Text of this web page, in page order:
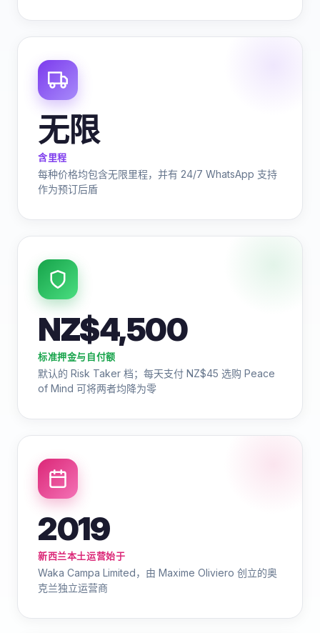
无限
含里程
每种价格均包含无限里程，并有 24/7 WhatsApp 支持
作为预订后盾
NZ$4,500
标准押金与自付额
默认的 Risk Taker 档；每天支付 NZ$45 选购 Peace
of Mind 可将两者均降为零
2019
新西兰本土运营始于
Waka Campa Limited，由 Maxime Oliviero 创立的奥
克兰独立运营商